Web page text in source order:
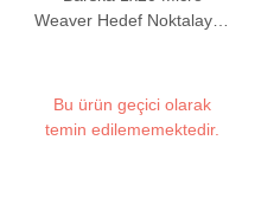
Weaver Hedef Noktalayıcı
Bu ürün geçici olarak
temin edilememektedir.